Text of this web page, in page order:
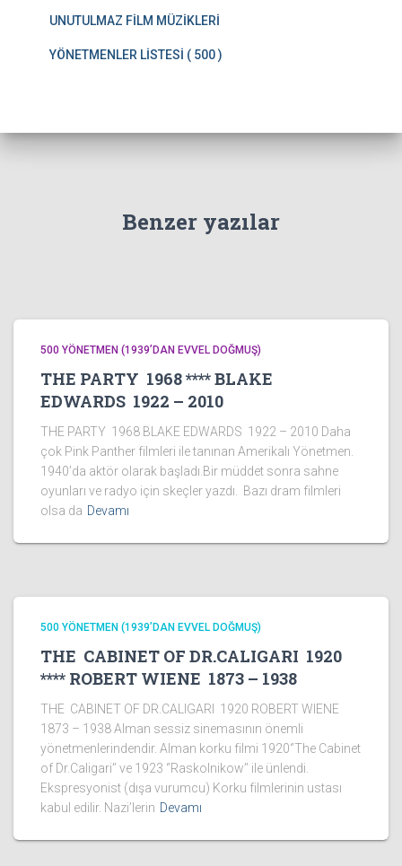
UNUTULMAZ FİLM MÜZİKLERİ
YÖNETMENLER LİSTESİ ( 500 )
Benzer yazılar
500 YÖNETMEN (1939’DAN EVVEL DOĞMUŞ)
THE PARTY 1968 **** BLAKE
EDWARDS 1922 – 2010
THE PARTY 1968 BLAKE EDWARDS 1922 – 2010 Daha
çok Pink Panther filmleri ile tanınan Amerikalı Yönetmen.
1940’da aktör olarak başladı.Bir müddet sonra sahne
oyunları ve radyo için skeçler yazdı. Bazı dram filmleri
olsa da Devamı
500 YÖNETMEN (1939’DAN EVVEL DOĞMUŞ)
THE CABINET OF DR.CALIGARI 1920
**** ROBERT WIENE 1873 – 1938
THE CABINET OF DR.CALIGARI 1920 ROBERT WIENE
1873 – 1938 Alman sessiz sinemasının önemli
yönetmenlerindendir. Alman korku filmi 1920‘’The Cabinet
of Dr.Caligari’’ ve 1923 ‘’Raskolnikow’’ ile ünlendi.
Ekspresyonist (dışa vurumcu) Korku filmlerinin ustası
kabul edilir. Nazi’lerin Devamı